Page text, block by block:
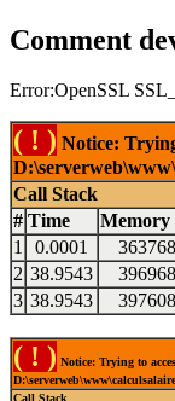
Comment
Error:OpenSSL
( ! ) Notice:
Call Stack
# Time Memory
1
0.0001 363768
2 38.9543 396968
3 38.9543 397608
( ! ) Notice: Trying to